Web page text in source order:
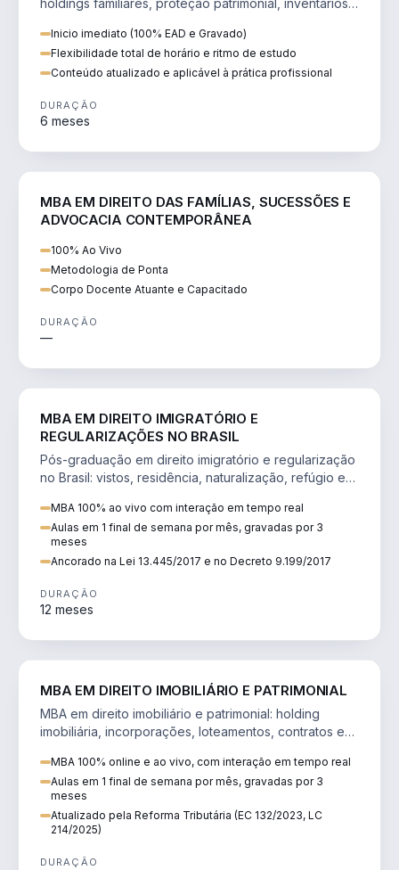
holdings familiares, proteção patrimonial, inventários
Inicio imediato (100% EAD e Gravado)
Flexibilidade total de horário e ritmo de estudo
Conteúdo atualizado e aplicável à prática profissional
DURAÇÃO
6 meses
MBA EM DIREITO DAS FAMÍLIAS, SUCESSÕES E
ADVOCACIA CONTEMPORÂNEA
100% Ao Vivo
Metodologia de Ponta
Corpo Docente Atuante e Capacitado
DURAÇÃO
—
MBA EM DIREITO IMIGRATÓRIO E
REGULARIZAÇÕES NO BRASIL
Pós-graduação em direito imigratório e regularização
no Brasil: vistos, residência, naturalização, refúgio e
MBA 100% ao vivo com interação em tempo real
Aulas em 1 final de semana por mês, gravadas por 3
meses
Ancorado na Lei 13.445/2017 e no Decreto 9.199/2017
DURAÇÃO
12 meses
MBA EM DIREITO IMOBILIÁRIO E PATRIMONIAL
MBA em direito imobiliário e patrimonial: holding
imobiliária, incorporações, loteamentos, contratos e
MBA 100% online e ao vivo, com interação em tempo real
Aulas em 1 final de semana por mês, gravadas por 3
meses
Atualizado pela Reforma Tributária (EC 132/2023, LC
214/2025)
DURAÇÃO